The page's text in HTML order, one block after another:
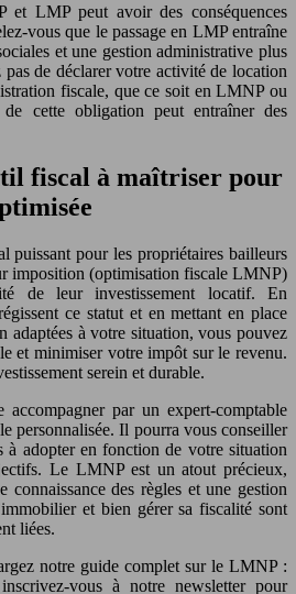
et LMP peut avoir des conséquences
vous que le passage en LMP entraîne
et une gestion administrative plus
de déclarer votre activité de location
fiscale, que ce soit en LMNP ou
cette obligation peut entraîner des
fiscal à maîtriser pour
pour les propriétaires bailleurs
imposition (optimisation fiscale LMNP)
de leur investissement locatif. En
ce statut et en mettant en place
adaptées à votre situation, vous pouvez
et minimiser votre impôt sur le revenu.
serein et durable.
accompagner par un expert-comptable
personnalisée. Il pourra vous conseiller
à adopter en fonction de votre situation
Le LMNP est un atout précieux,
connaissance des règles et une gestion
et bien gérer sa fiscalité sont
liées.
notre guide complet sur le LMNP :
vous à notre newsletter pour